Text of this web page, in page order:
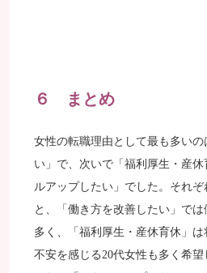
６ まとめ
女性の転職理由として最も多い
い」で、次いで「福利厚生・産
ルアップしたい」でした。それ
と、「働き方を改善したい」で
多く、「福利厚生・産休育休」
不安を感じる20代女性も多く希